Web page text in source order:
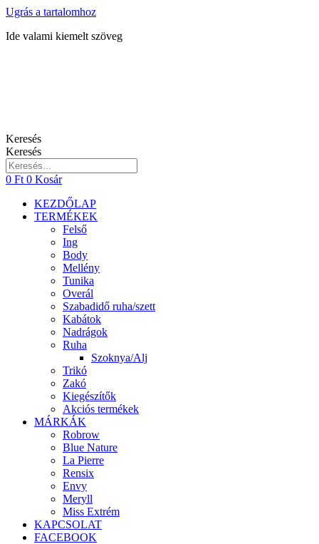
Ugrás a tartalomhoz
Ide valami kiemelt szöveg
Keresés
Keresés
0 Ft 0 Kosár
KEZDŐLAP
TERMÉKEK
Felső
Ing
Body
Mellény
Tunika
Overál
Szabadidő ruha/szett
Kabátok
Nadrágok
Ruha
Szoknya/Alj
Trikó
Zakó
Kiegészítők
Akciós termékek
MÁRKÁK
Robrow
Blue Nature
La Pierre
Rensix
Envy
Meryll
Miss Extrém
KAPCSOLAT
FACEBOOK